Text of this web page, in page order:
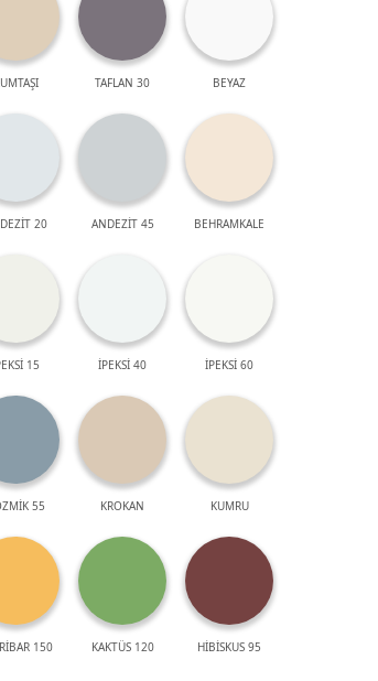
TAFLAN 30 BEYAZ
20 ANDEZİT 45 BEHRAMKALE
15 İPEKSİ 40 İPEKSİ 60
55 KROKAN KUMRU
150 KAKTÜS 120 HİBİSKUS 95